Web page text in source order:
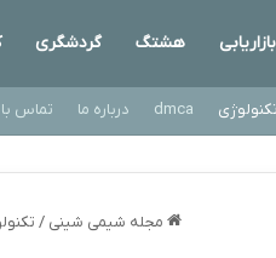
بازاریابی هشتگ گردشگری
تکنولوژی dmca درباره ما تماس با
مجله شیمی شینی /